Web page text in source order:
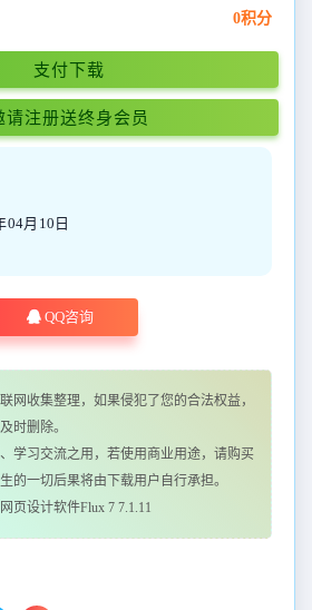
0积分
支付下载
请注册送终身会员
04月10日
QQ咨询
网收集整理，如果侵犯了您的合法权益，
时删除。
学习交流之用，若使用商业用途，请购买
的一切后果将由下载用户自行承担。
网页设计软件Flux 7 7.1.11